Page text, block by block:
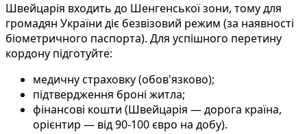
Швейцарія входить до Шенгенської зони, тому для
громадян України діє безвізовий режим (за наявності
біометричного паспорта). Для успішного перетину
кордону підготуйте:
медичну страховку (обов'язково);
підтвердження броні житла;
фінансові кошти (Швейцарія — дорога країна,
орієнтир — від 90-100 євро на добу).